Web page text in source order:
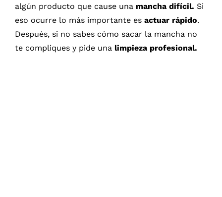
algún producto que cause una mancha difícil. Si
eso ocurre lo más importante es actuar rápido.
Después, si no sabes cómo sacar la mancha no
te compliques y pide una limpieza profesional.